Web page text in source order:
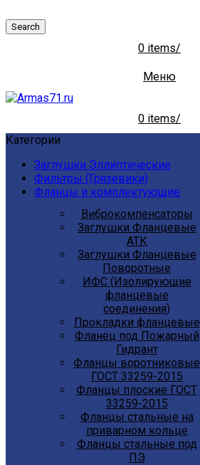
Search
0 items/
Меню
0 items/
Категории
Заглушки Эллиптические
Фильтры (Грязевики)
Фланцы и комплектующие
Виброкомпенсаторы
Заглушки Фланцевые
АТК
Заглушки Фланцевые
Поворотные
ИФС (Изолирующие
фланцевые
соединения)
Прокладки фланцевые
Фланец под Пожарный
Гидрант
Фланцы воротниковые
ГОСТ 33259-2015
Фланцы плоские ГОСТ
33259-2015
Фланцы стальные на
приварном кольце
Фланцы стальные под
ПЭ